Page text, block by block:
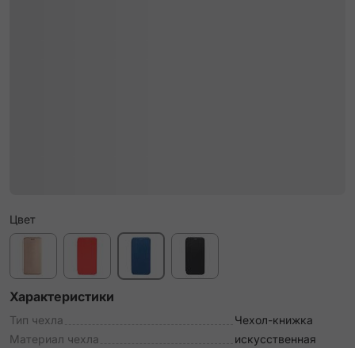
Цвет
Характеристики
Тип чехла
Чехол-книжка
Материал чехла
искусственная